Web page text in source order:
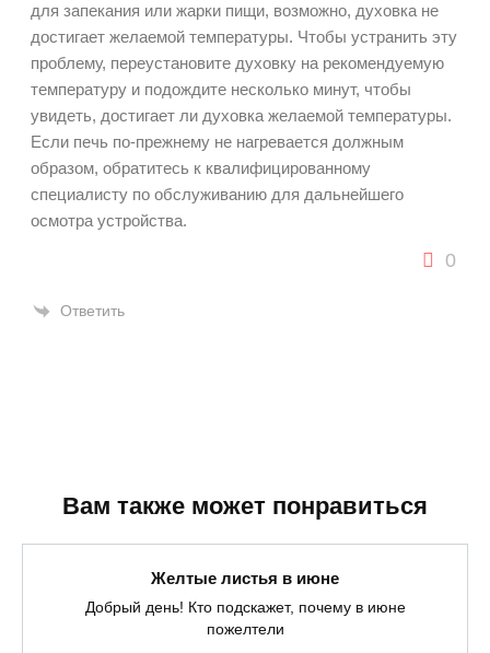
для запекания или жарки пищи, возможно, духовка не
достигает желаемой температуры. Чтобы устранить эту
проблему, переустановите духовку на рекомендуемую
температуру и подождите несколько минут, чтобы
увидеть, достигает ли духовка желаемой температуры.
Если печь по-прежнему не нагревается должным
образом, обратитесь к квалифицированному
специалисту по обслуживанию для дальнейшего
осмотра устройства.
0
Ответить
Вам также может понравиться
Желтые листья в июне
Добрый день! Кто подскажет, почему в июне
пожелтели